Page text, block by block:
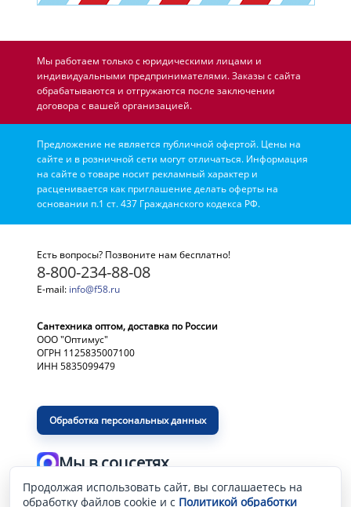
Мы работаем только с юридическими лицами и
индивидуальными предпринимателями. Заказы с сайта
обрабатываются и отгружаются после заключении
договора с вашей организацией.
Предложение не является публичной офертой. Цены на
сайте и в розничной сети могут отличаться. Информация
на сайте о товаре носит рекламный характер и
расценивается как приглашение делать оферты на
основании п.1 ст. 437 Гражданского кодекса РФ.
Есть вопросы? Позвоните нам бесплатно!
8-800-234-88-08
E-mail: info@f58.ru
Сантехника оптом, доставка по России
ООО "Оптимус"
ОГРН 1125835007100
ИНН 5835099479
Обработка персональных данных
Мы в соцсетях
Разработка и продвижение сайта —
Продолжая использовать сайт, вы соглашаетесь на
обработку файлов cookie и с Политикой обработки